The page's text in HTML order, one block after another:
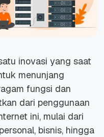
inovasi yang saat
menunjang
fungsi dan
dari penggunaan
ini, mulai dari
bisnis, hingga